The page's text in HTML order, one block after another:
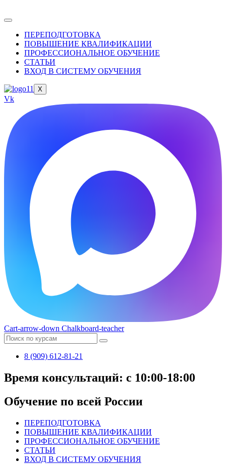
ПЕРЕПОДГОТОВКА
ПОВЫШЕНИЕ КВАЛИФИКАЦИИ
ПРОФЕССИОНАЛЬНОЕ ОБУЧЕНИЕ
СТАТЬИ
ВХОД В СИСТЕМУ ОБУЧЕНИЯ
X
Vk
Cart-arrow-down Chalkboard-teacher
8 (909) 612-81-21
Время консультаций: с 10:00-18:00
Обучение по всей России
ПЕРЕПОДГОТОВКА
ПОВЫШЕНИЕ КВАЛИФИКАЦИИ
ПРОФЕССИОНАЛЬНОЕ ОБУЧЕНИЕ
СТАТЬИ
ВХОД В СИСТЕМУ ОБУЧЕНИЯ